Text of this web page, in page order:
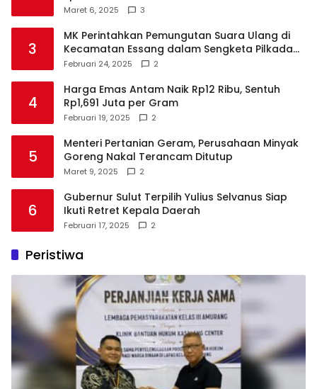
Maret 6, 2025 3
3
MK Perintahkan Pemungutan Suara Ulang di
Kecamatan Essang dalam Sengketa Pilkada
Talaud
Februari 24, 2025 2
4
Harga Emas Antam Naik Rp12 Ribu, Sentuh
Rp1,691 Juta per Gram
Februari 19, 2025 2
5
Menteri Pertanian Geram, Perusahaan Minyak
Goreng Nakal Terancam Ditutup
Maret 9, 2025 2
6
Gubernur Sulut Terpilih Yulius Selvanus Siap
Ikuti Retret Kepala Daerah
Februari 17, 2025 2
Peristiwa